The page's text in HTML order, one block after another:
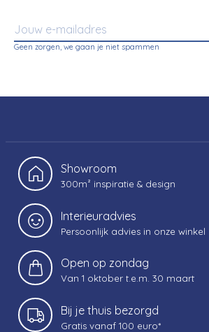
Geen zorgen, we gaan je niet spammen
Showroom
300m² inspiratie & design
Interieuradvies
Persoonlijk advies in onze winkel
Open op zondag
Van 1 oktober t.e.m. 30 maart
Bij je thuis bezorgd
Gratis vanaf 100 euro*